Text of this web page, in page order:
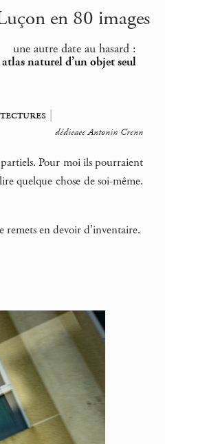
en 80 images
une autre date au hasard :
naturel d’un objet seul
|
dédicace Antonin Crenn
Pour moi ils pourraient
quelque chose de soi-même.
remets en devoir d’inventaire.